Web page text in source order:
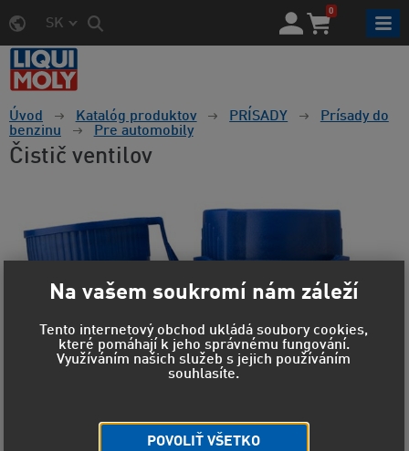
SK
0
Úvod Katalóg produktov PRÍSADY
Prísady do
benzinu
Pre automobily
Čistič ventilov
Na vašem soukromí nám záleží
Tento internetový obchod ukládá soubory cookies,
které pomáhají k jeho správnému fungování.
Využíváním našich služeb s jejich používáním
souhlasíte.
POVOLIŤ VŠETKO